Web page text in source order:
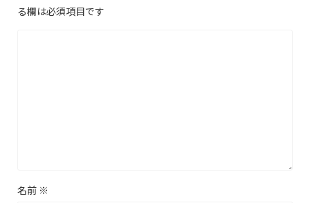
る欄は必須項目です
名前 ※